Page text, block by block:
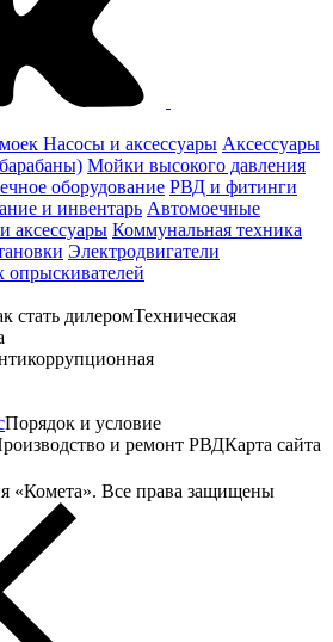
Насосы и аксессуары Аксессуары
Мойки высокого давления
оборудование РВД и фитинги
и инвентарь Автомоечные
аксессуары Коммунальная техника
Электродвигатели
стать дилеромТехническая
Порядок и условие
и ремонт РВДКарта сайта
Все права защищены